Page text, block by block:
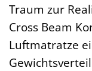
Traum zur
Cross Beam
Luftmatratze